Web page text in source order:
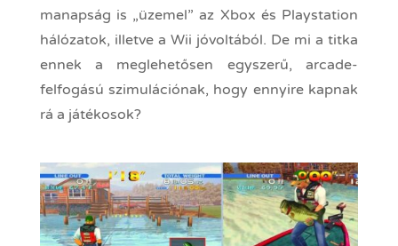
manapság is „üzemel” az Xbox és Playstation
hálózatok, illetve a Wii jóvoltából. De mi a titka
ennek a meglehetősen egyszerű, arcade-
felfogású szimulációnak, hogy ennyire kapnak
rá a játékosok?